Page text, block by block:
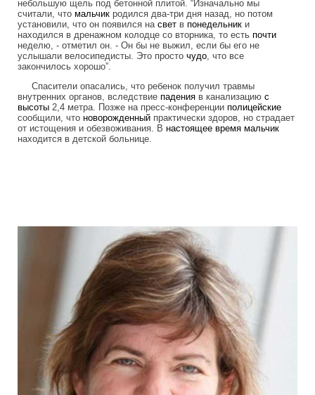
небольшую щель под бетонной плитой. “Изначально мы
считали, что мальчик родился два-три дня назад, но потом
установили, что он появился на свет в понедельник и
находился в дренажном колодце со вторника, то есть почти
неделю, - отметил он. - Он бы не выжил, если бы его не
услышали велосипедисты. Это просто чудо , что все
закончилось хорошо”.
Спасители опасались, что ребенок получил травмы
внутренних органов, вследствие падения в канализацию с
высоты 2,4 метра. Позже на пресс-конференции полицейские
сообщили, что новорожденный практически здоров, но страдает
от истощения и обезвоживания. В настоящее время мальчик
находится в детской больнице.